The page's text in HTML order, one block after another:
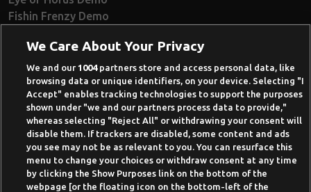
Fishin Frenzy Demo
Book of Dead Demo
Razor Shark Demo
Beste Online Casinos 2026
Online Casino Demo spielen
Casino Bonus ohne Einzahlung
50 Freispiele für 1 Euro
Online Casino Paypal
We Care About Your Privacy
We and our1004partners store and access personal data, like
browsing data or unique identifiers, on your device. Selecting "I
Accept" enables tracking technologies to support the purposes
shown under "we and our partners process data to provide,"
whereas selecting "Reject All" or withdrawing your consent will
disable them. If trackers are disabled, some content and ads
you see may not be as relevant to you. You can resurface this
menu to change your choices or withdraw consent at any time
by clicking the Show Purposes link on the bottom of the
webpage [or the floating icon on the bottom-left of the